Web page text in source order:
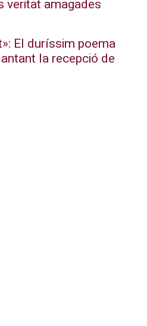
veritat amagades
El duríssim poema
la recepció de